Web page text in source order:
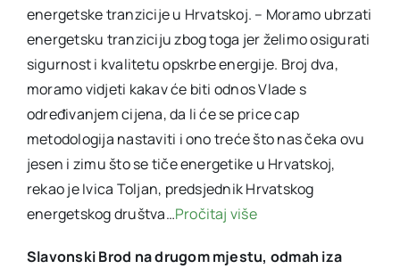
energetske tranzicije u Hrvatskoj. – Moramo ubrzati
energetsku tranziciju zbog toga jer želimo osigurati
sigurnost i kvalitetu opskrbe energije. Broj dva,
moramo vidjeti kakav će biti odnos Vlade s
određivanjem cijena, da li će se price cap
metodologija nastaviti i ono treće što nas čeka ovu
jesen i zimu što se tiče energetike u Hrvatskoj,
rekao je Ivica Toljan, predsjednik Hrvatskog
energetskog društva…Pročitaj više
Slavonski Brod na drugom mjestu, odmah iza